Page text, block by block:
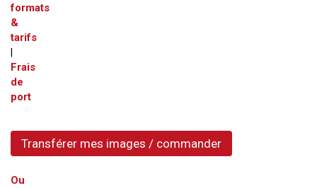
formats
&
tarifs
Frais
de
port
Transférer mes images / commander
Ou